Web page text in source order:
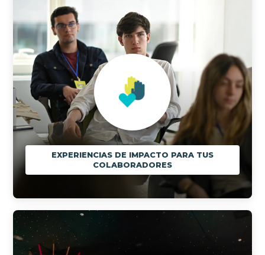
EXPERIENCIAS DE IMPACTO PARA TUS
COLABORADORES